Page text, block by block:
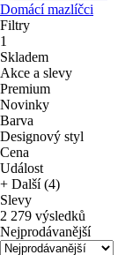
Domácí mazlíčci
Filtry
1
Skladem
Akce a slevy
Premium
Novinky
Barva
Designový styl
Cena
Událost
+ Další (4)
Slevy
2 279 výsledků
Nejprodávanější